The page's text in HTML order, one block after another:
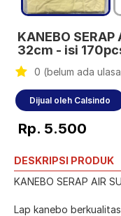
KANEBO SERAP
32cm - isi
0 (belum ada
Dijual oleh Calsindo
Rp. 5.500
DESKRIPSI PRODUK
KANEBO SERAP AIR
Lap kanebo